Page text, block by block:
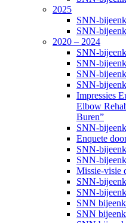
2025
SNN-
SNN-
2020 – 2024
SNN-
SNN-
SNN-
SNN-
Impressies
Elbow
Buren”
SNN-
Enquete
SNN-
SNN-
Missie-visie
SNN-
SNN-
SNN
SNN